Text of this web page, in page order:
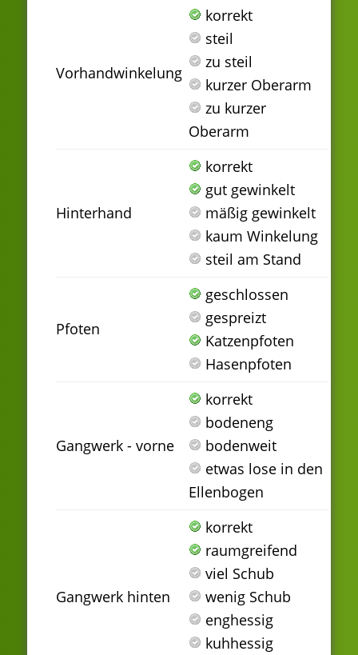
Vorhandwinkelung
korrekt
steil
zu steil
kurzer Oberarm
zu kurzer
Oberarm
Hinterhand
korrekt
gut gewinkelt
mäßig gewinkelt
kaum Winkelung
steil am Stand
Pfoten
geschlossen
gespreizt
Katzenpfoten
Hasenpfoten
Gangwerk - vorne
korrekt
bodeneng
bodenweit
etwas lose in den
Ellenbogen
Gangwerk hinten
korrekt
raumgreifend
viel Schub
wenig Schub
enghessig
kuhhessig